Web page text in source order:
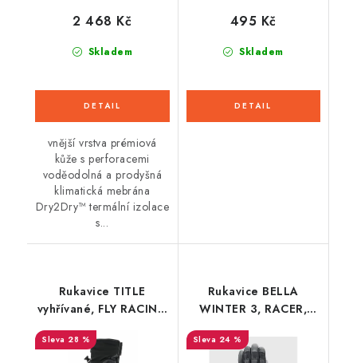
Skladem
2 468 Kč
vnější vrstva prémiová
kůže s perforacemi
voděodolná a prodyšná
klimatická mebrána
Dry2Dry™ termální izolace
s...
Skladem
495 Kč
Rukavice TITLE
vyhřívané, FLY RACING
28 %
Rukavice BELLA
WINTER 3, RACER,
24 %